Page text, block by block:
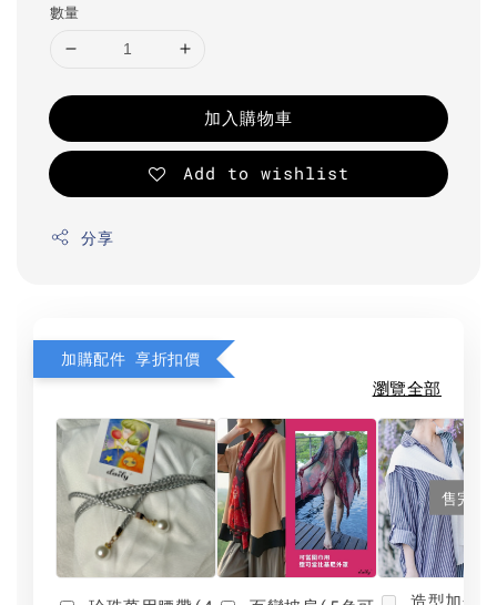
數量
加入購物車
Add to wishlist
分享
加購配件 享折扣價
瀏覽全部
售完
造型加分